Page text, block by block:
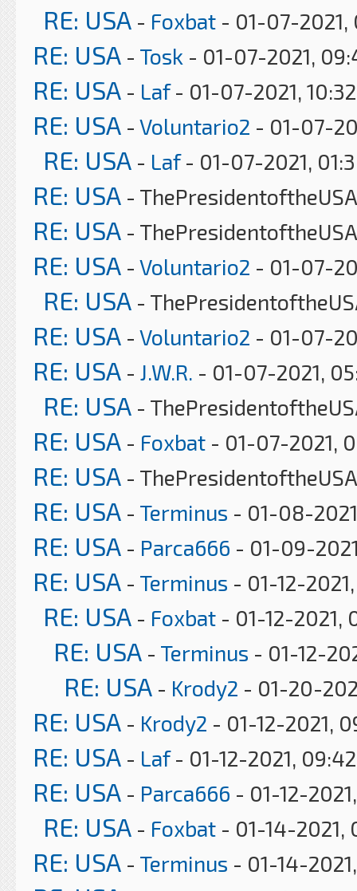
RE: USA - Foxbat - 01-07-2021,
RE: USA - Tosk - 01-07-2021,
RE: USA - Laf- 01-07-2021,
RE: USA - Voluntario2 - 01-07-
RE: USA - Laf- 01-07-2021,
RE: USA -
RE: USA -
RE: USA - Voluntario2 - 01-07-
RE: USA -
RE: USA - Voluntario2 - 01-07-
RE: USA - J.W.R. - 01-07-2021,
RE: USA -
RE: USA - Foxbat - 01-07-2021,
RE: USA -
RE: USA - Terminus - 01-08-
RE: USA - Parca666 - 01-09-
RE: USA - Terminus - 01-12-
RE: USA - Foxbat - 01-12-2021,
RE: USA - Terminus - 01-12-
RE: USA - Krody2 - 01-20-
RE: USA - Krody2 - 01-12-2021,
RE: USA - Laf- 01-12-2021,
RE: USA - Parca666 - 01-12-
RE: USA - Foxbat - 01-14-2021,
RE: USA - Terminus - 01-14-